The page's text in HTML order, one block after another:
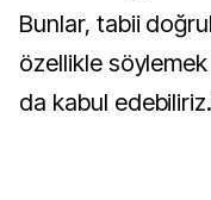
Bunlar, tabii
özellikle
da kabul